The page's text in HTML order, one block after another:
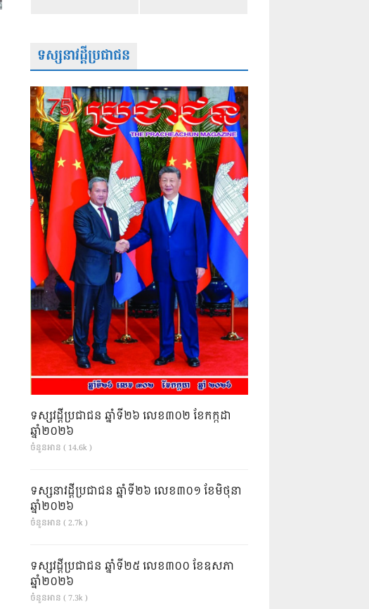
ទស្សនាវដ្តីប្រជាជន
ទស្សវដ្តីប្រជាជន ឆ្នាំទី២៦ លេខ៣០២ ខែកក្កដា
ឆ្នាំ២០២៦
ចំនួនអាន ( 14.6k )
ទស្សនាវដ្ដីប្រជាជន ឆ្នាំទី២៦ លេខ៣០១ ខែមិថុនា
ឆ្នាំ២០២៦
ចំនួនអាន ( 2.7k )
ទស្សវដ្តីប្រជាជន ឆ្នាំទី២៥ លេខ៣០០ ខែឧសភា
ឆ្នាំ២០២៦
ចំនួនអាន ( 7.3k )